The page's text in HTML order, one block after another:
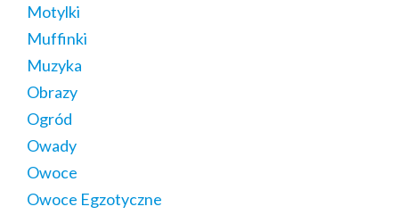
Motylki
Muffinki
Muzyka
Obrazy
Ogród
Owady
Owoce
Owoce Egzotyczne